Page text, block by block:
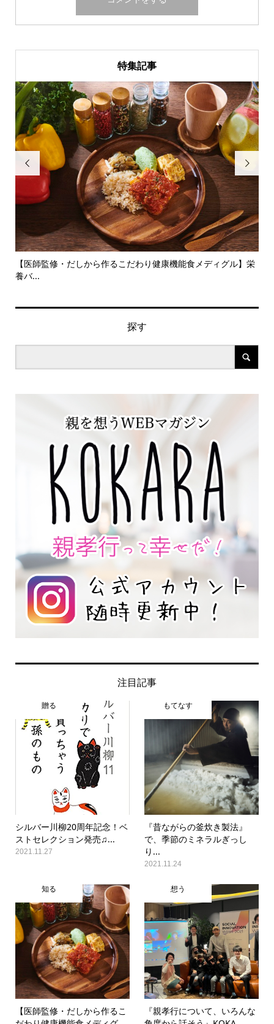
特集記事

【医師監修・だしから作るこだわり健康機能食メディグル】栄
養バ...

探す
注目記事
贈る
シルバー川柳20周年記念！ベ
ストセレクション発売♫...
2021.11.27
もてなす
『昔ながらの釜炊き製法』
で、季節のミネラルぎっし
り...
2021.11.24
知る
【医師監修・だしから作るこ
想う
『親孝行について、いろんな